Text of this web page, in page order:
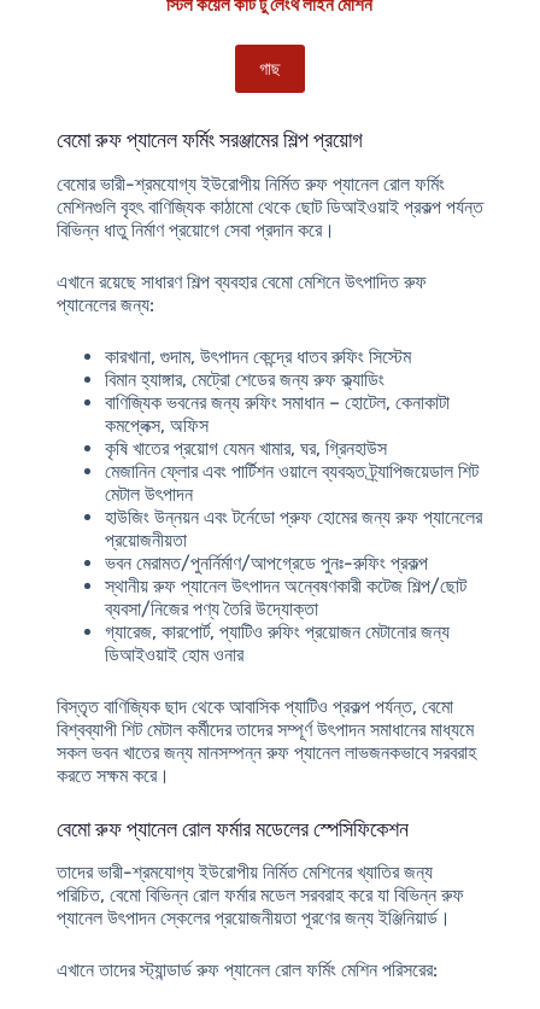
স্টিল কয়েল কাট টু লেংথ লাইন মেশিন
গাছ
বেমো রুফ প্যানেল ফর্মিং সরঞ্জামের শিল্প প্রয়োগ
বেমোর ভারী-শ্রমযোগ্য ইউরোপীয় নির্মিত রুফ প্যানেল রোল ফর্মিং
মেশিনগুলি বৃহৎ বাণিজ্যিক কাঠামো থেকে ছোট ডিআইওয়াই প্রকল্প পর্যন্ত
বিভিন্ন ধাতু নির্মাণ প্রয়োগে সেবা প্রদান করে।
এখানে রয়েছে সাধারণ শিল্প ব্যবহারবেমো মেশিনে উৎপাদিত রুফ
প্যানেলের জন্য:
কারখানা, গুদাম, উৎপাদন কেন্দ্রে ধাতব রুফিং সিস্টেম
বিমান হ্যাঙ্গার, মেট্রো শেডের জন্য রুফ ক্ল্যাডিং
বাণিজ্যিক ভবনের জন্য রুফিং সমাধান – হোটেল, কেনাকাটা
কমপ্লেক্স, অফিস
কৃষি খাতের প্রয়োগ যেমন খামার, ঘর, গ্রিনহাউস
মেজানিন ফ্লোর এবং পার্টিশন ওয়ালে ব্যবহৃত ট্র্যাপিজয়েডাল শিট
মেটাল উৎপাদন
হাউজিং উন্নয়ন এবং টর্নেডো প্রুফ হোমের জন্য রুফ প্যানেলের
প্রয়োজনীয়তা
ভবন মেরামত/পুনর্নির্মাণ/আপগ্রেডে পুনঃ-রুফিং প্রকল্প
স্থানীয় রুফ প্যানেল উৎপাদন অন্বেষণকারী কটেজ শিল্প/ছোট
ব্যবসা/নিজের পণ্য তৈরি উদ্যোক্তা
গ্যারেজ, কারপোর্ট, প্যাটিও রুফিং প্রয়োজন মেটানোর জন্য
ডিআইওয়াই হোম ওনার
বিস্তৃত বাণিজ্যিক ছাদ থেকে আবাসিক প্যাটিও প্রকল্প পর্যন্ত, বেমো
বিশ্বব্যাপী শিট মেটাল কর্মীদের তাদের সম্পূর্ণ উৎপাদন সমাধানের মাধ্যমে
সকল ভবন খাতের জন্য মানসম্পন্ন রুফ প্যানেল লাভজনকভাবে সরবরাহ
করতে সক্ষম করে।
বেমো রুফ প্যানেল রোল ফর্মার মডেলের স্পেসিফিকেশন
তাদের ভারী-শ্রমযোগ্য ইউরোপীয় নির্মিত মেশিনের খ্যাতির জন্য
পরিচিত, বেমো বিভিন্ন রোল ফর্মার মডেল সরবরাহ করে যা বিভিন্ন রুফ
প্যানেল উৎপাদন স্কেলের প্রয়োজনীয়তা পূরণের জন্য ইঞ্জিনিয়ার্ড।
এখানে তাদেরস্ট্যান্ডার্ড রুফ প্যানেল রোল ফর্মিং মেশিন পরিসরের: